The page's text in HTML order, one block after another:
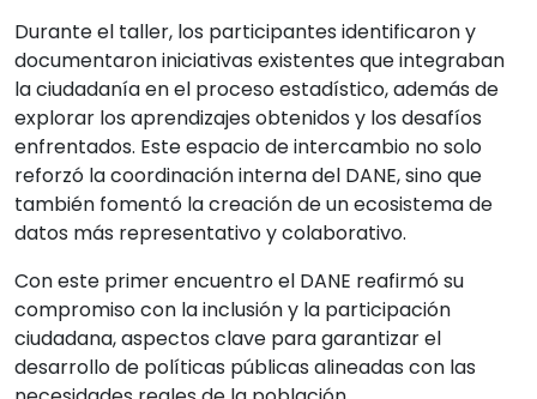
Durante el taller, los participantes identificaron y
documentaron iniciativas existentes que integraban
la ciudadanía en el proceso estadístico, además de
explorar los aprendizajes obtenidos y los desafíos
enfrentados. Este espacio de intercambio no solo
reforzó la coordinación interna del DANE, sino que
también fomentó la creación de un ecosistema de
datos más representativo y colaborativo.
Con este primer encuentro el DANE reafirmó su
compromiso con la inclusión y la participación
ciudadana, aspectos clave para garantizar el
desarrollo de políticas públicas alineadas con las